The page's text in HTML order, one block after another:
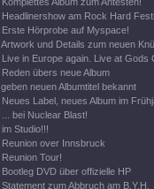
Headlinershow am Rock Hard
Erste Hörprobe auf Myspace!
Artwork und Details zum neuen
Live in Europe again. Live at Gods
Reden übers neue Album
geben neuen Albumtitel bekannt
Neues Label, neues Album im
... bei Nuclear Blast!
im Studio!!!
Reunion over Innsbruck
Reunion Tour!
Bootleg DVD über offizielle HP
Statement zum Abbruch am B.Y.H.